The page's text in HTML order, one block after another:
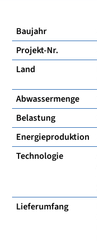
Baujahr
Projekt-Nr.
Land
Abwassermenge
Belastung
Energieproduktion
Technologie
Lieferumfang